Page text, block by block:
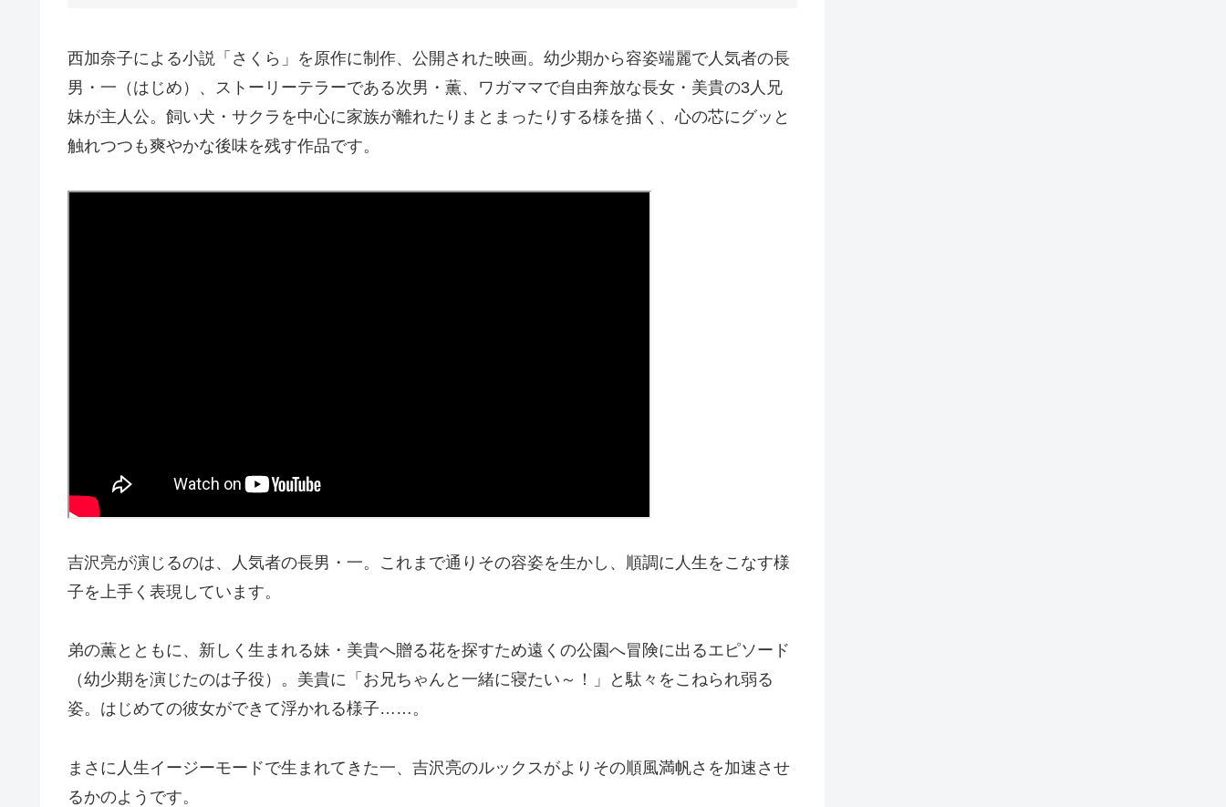
西加奈子による小説「さくら」を原作に制作、公開された映画。幼少期から容姿端麗で人気者の長
男・一（はじめ）、ストーリーテラーである次男・薫、ワガママで自由奔放な長女・美貴の3人兄
妹が主人公。飼い犬・サクラを中心に家族が離れたりまとまったりする様を描く、心の芯にグッと
触れつつも爽やかな後味を残す作品です。
吉沢亮が演じるのは、人気者の長男・一。これまで通りその容姿を生かし、順調に人生をこなす様
子を上手く表現しています。
弟の薫とともに、新しく生まれる妹・美貴へ贈る花を探すため遠くの公園へ冒険に出るエピソード
（幼少期を演じたのは子役）。美貴に「お兄ちゃんと一緒に寝たい～！」と駄々をこねられ弱る
姿。はじめての彼女ができて浮かれる様子……。
まさに人生イージーモードで生まれてきた一、吉沢亮のルックスがよりその順風満帆さを加速させ
るかのようです。